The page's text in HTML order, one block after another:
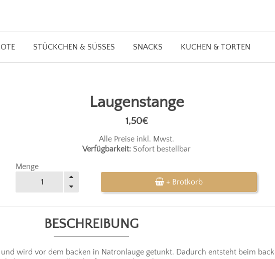
STÜCKCHEN & SÜSSES SNACKS KUCHEN & TORTEN
Laugenstange
1,50€
Alle Preise inkl. Mwst.
Verfügbarkeit: Sofort bestellbar
Menge
+ Brotkorb
BESCHREIBUNG
und wird vor dem backen in Natronlauge getunkt. Dadurch entsteht beim